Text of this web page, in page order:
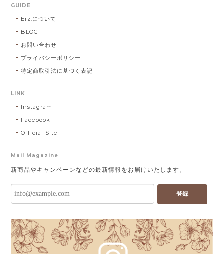
GUIDE
Erz.について
BLOG
お問い合わせ
プライバシーポリシー
特定商取引法に基づく表記
LINK
Instagram
Facebook
Official Site
Mail Magazine
新商品やキャンペーンなどの最新情報をお届けいたします。
登録